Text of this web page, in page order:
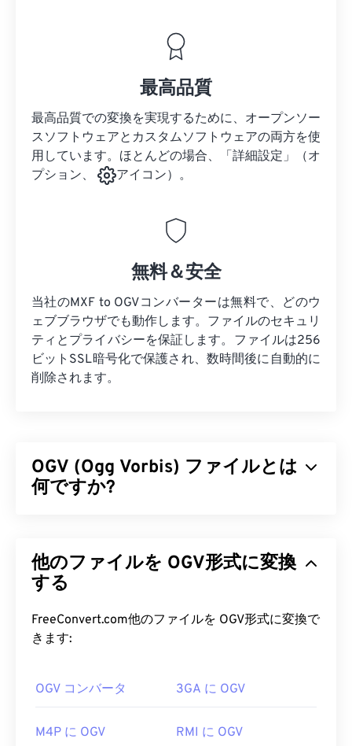
最高品質
最高品質での変換を実現するために、オープンソー
スソフトウェアとカスタムソフトウェアの両方を使
用しています。ほとんどの場合、「詳細設定」（オ
プション、
アイコン）。
無料＆安全
当社のMXF to OGVコンバーターは無料で、どのウ
ェブブラウザでも動作します。ファイルのセキュリ
ティとプライバシーを保証します。ファイルは256
ビットSSL暗号化で保護され、数時間後に自動的に
削除されます。
OGV (Ogg Vorbis) ファイルとは
何ですか?
およびコーデックです。非営利団体Xiph.Org
Foundationが
コーデックの一つです。OGVは、オーディオ、ビデ
オ、テキスト（字幕）、メタデータ
ューはサポートしていません。
OGV ファイルを開くにはどうすれ
他のファイルを OGV形式に変換
する
FreeConvert.com他のファイルを OGV形式に変換で
きます:
OGV コンバータ 3GA に OGV
M4P に OGV RMI に OGV